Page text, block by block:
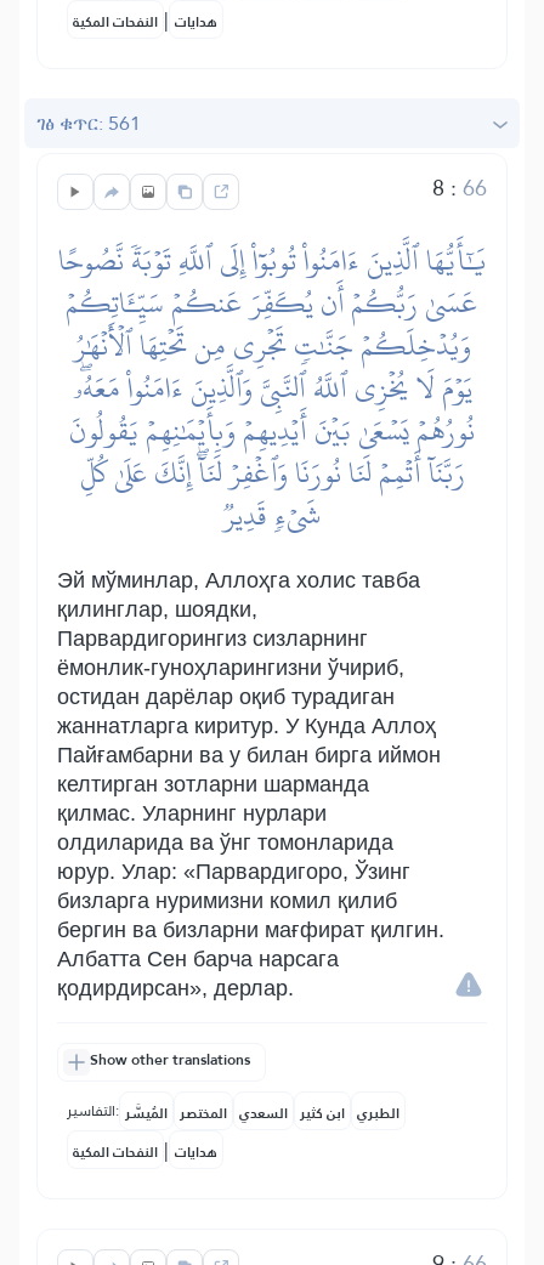
النفحات المكية | هدايات
ገፅ ቁጥር: 561
8 :66
يَٰٓأَيُّهَا ٱلَّذِينَ ءَامَنُواْ تُوبُوٓاْ إِلَى ٱللَّهِ تَوۡبَةٗ نَّصُوحًا
عَسَىٰ رَبُّكُمۡ أَن يُكَفِّرَ عَنكُمۡ سَيِّـَٔاتِكُمۡ
وَيُدۡخِلَكُمۡ جَنَّٰتٖ تَجۡرِي مِن تَحۡتِهَا ٱلۡأَنۡهَٰرُ
يَوۡمَ لَا يُخۡزِي ٱللَّهُ ٱلنَّبِيَّ وَٱلَّذِينَ ءَامَنُواْ مَعَهُۥۖ
نُورُهُمۡ يَسۡعَىٰ بَيۡنَ أَيۡدِيهِمۡ وَبِأَيۡمَٰنِهِمۡ يَقُولُونَ
رَبَّنَآ أَتۡمِمۡ لَنَا نُورَنَا وَٱغۡفِرۡ لَنَآۖ إِنَّكَ عَلَىٰ كُلِّ
شَيۡءٖ قَدِيرٞ
Эй мўминлар, Аллоҳга холис тавба
қилинглар, шоядки,
Парвардигорингиз сизларнинг
ёмонлик-гуноҳларингизни ўчириб,
остидан дарёлар оқиб турадиган
жаннатларга киритур. У Кунда Аллоҳ
Пайғамбарни ва у билан бирга иймон
келтирган зотларни шарманда
қилмас. Уларнинг нурлари
олдиларида ва ўнг томонларида
юрур. Улар: «Парвардигоро, Ўзинг
бизларга нуримизни комил қилиб
бергин ва бизларни мағфират қилгин.
Албатта Сен барча нарсага
қодирдирсан», дерлар.
Show other translations
التفاسير: المُيسَّر المختصر السعدي ابن كثير الطبري
النفحات المكية | هدايات